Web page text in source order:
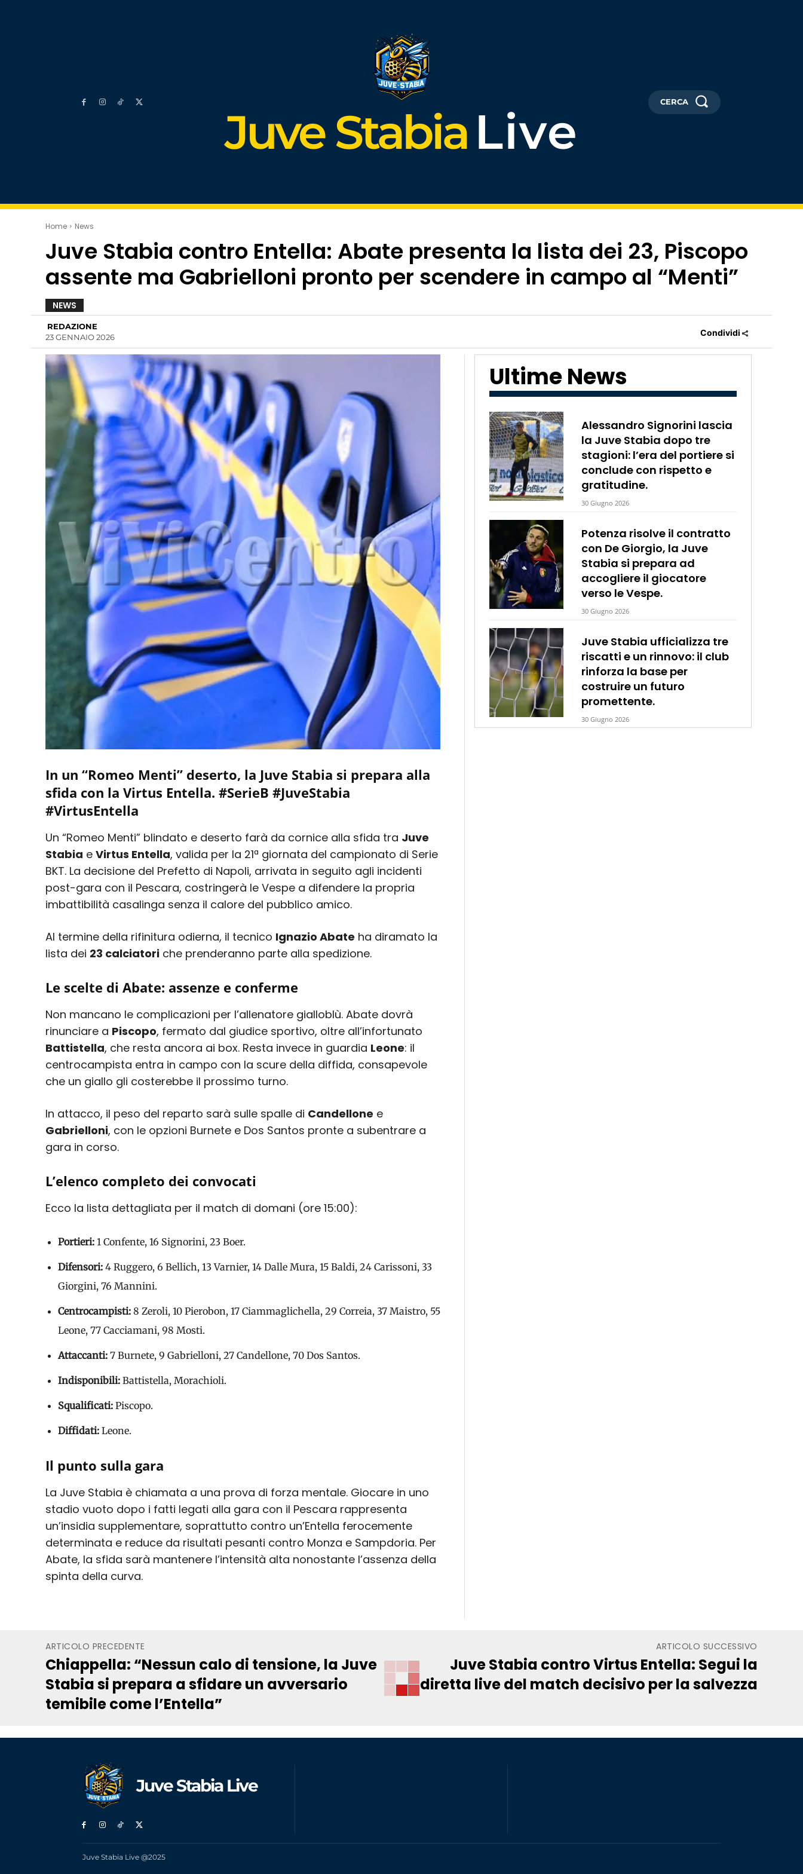
Juve StabiaLive
CERCA
Home News
Juve Stabia contro Entella: Abate presenta la lista dei 23, Piscopo
assente ma Gabrielloni pronto per scendere in campo al “Menti”
NEWS
REDAZIONE
23 GENNAIO 2026
Condividi
Ultime News
Alessandro Signorini lascia
la Juve Stabia dopo tre
stagioni: l’era del portiere si
conclude con rispetto e
gratitudine.
30 Giugno 2026
Potenza risolve il contratto
con De Giorgio, la Juve
Stabia si prepara ad
accogliere il giocatore
verso le Vespe.
30 Giugno 2026
Juve Stabia ufficializza tre
riscatti e un rinnovo: il club
rinforza la base per
costruire un futuro
promettente.
30 Giugno 2026
In un “Romeo Menti” deserto, la Juve Stabia si prepara alla
sfida con la Virtus Entella. #SerieB #JuveStabia
#VirtusEntella
Un “Romeo Menti” blindato e deserto farà da cornice alla sfida tra Juve
Stabia e Virtus Entella, valida per la 21ª giornata del campionato di Serie
BKT. La decisione del Prefetto di Napoli, arrivata in seguito agli incidenti
post-gara con il Pescara, costringerà le Vespe a difendere la propria
imbattibilità casalinga senza il calore del pubblico amico.
Al termine della rifinitura odierna, il tecnico Ignazio Abate ha diramato la
lista dei 23 calciatori che prenderanno parte alla spedizione.
Le scelte di Abate: assenze e conferme
Non mancano le complicazioni per l’allenatore gialloblù. Abate dovrà
rinunciare a Piscopo, fermato dal giudice sportivo, oltre all’infortunato
Battistella, che resta ancora ai box. Resta invece in guardia Leone: il
centrocampista entra in campo con la scure della diffida, consapevole
che un giallo gli costerebbe il prossimo turno.
In attacco, il peso del reparto sarà sulle spalle di Candellone e
Gabrielloni, con le opzioni Burnete e Dos Santos pronte a subentrare a
gara in corso.
L’elenco completo dei convocati
Ecco la lista dettagliata per il match di domani (ore 15:00):
Portieri: 1 Confente, 16 Signorini, 23 Boer.
Difensori: 4 Ruggero, 6 Bellich, 13 Varnier, 14 Dalle Mura, 15 Baldi, 24 Carissoni, 33
Giorgini, 76 Mannini.
Centrocampisti: 8 Zeroli, 10 Pierobon, 17 Ciammaglichella, 29 Correia, 37 Maistro, 55
Leone, 77 Cacciamani, 98 Mosti.
Attaccanti: 7 Burnete, 9 Gabrielloni, 27 Candellone, 70 Dos Santos.
Indisponibili: Battistella, Morachioli.
Squalificati: Piscopo.
Diffidati: Leone.
Il punto sulla gara
La Juve Stabia è chiamata a una prova di forza mentale. Giocare in uno
stadio vuoto dopo i fatti legati alla gara con il Pescara rappresenta
un’insidia supplementare, soprattutto contro un’Entella ferocemente
determinata e reduce da risultati pesanti contro Monza e Sampdoria. Per
Abate, la sfida sarà mantenere l’intensità alta nonostante l’assenza della
spinta della curva.
ARTICOLO PRECEDENTE
Chiappella: “Nessun calo di tensione, la Juve
Stabia si prepara a sfidare un avversario
temibile come l’Entella”
ARTICOLO SUCCESSIVO
Juve Stabia contro Virtus Entella: Segui la
diretta live del match decisivo per la salvezza
Juve Stabia Live
Juve Stabia Live @2025